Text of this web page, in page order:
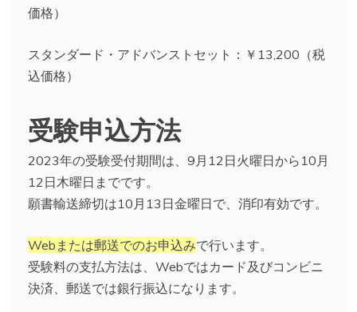
価格）
スタンダード・アドバンストセット：￥13,200（税
込価格）
受験申込方法
2023年の受験受付期間は、9月12日火曜日から10月
12日木曜日までです。
願書輸送締切は10月13日金曜日で、消印有効です。
Webまたは郵送でのお申込みで行います。
受験料の支払方法は、Webではカード及びコンビニ
決済、郵送では銀行振込になります。